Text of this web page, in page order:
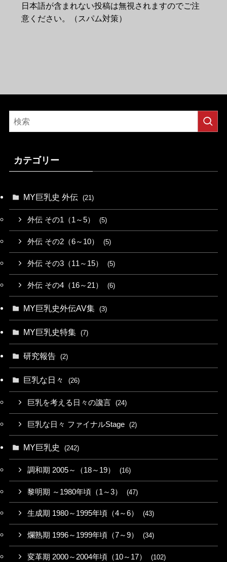
日本語が含まれない投稿は無視されますのでご注
意ください。（スパム対策）
カテゴリー
MY巨乳史 外伝 (21)
外伝 その1（1～5） (5)
外伝 その2（6～10） (5)
外伝 その3（11～15） (5)
外伝 その4（16～21） (6)
MY巨乳史外伝AV集 (3)
MY巨乳史特集 (7)
研究報告 (2)
巨乳な日々 (26)
巨乳を考える日々の讒言 (24)
巨乳な日々 ファイナルStage (2)
MY巨乳史 (242)
調和期 2005～（18～19） (16)
黎明期 ～1980年頃（1～3） (47)
生成期 1980～1995年頃（4～6） (43)
爛熟期 1996～1999年頃（7～9） (34)
変革期 2000～2004年頃（10～17） (102)